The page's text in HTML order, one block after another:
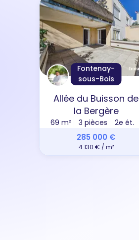
Fontenay-
sous-Bois
Allée du Buisson de
la Bergère
69 m² 3 pièces 2e ét.
285 000 €
4 130 € / m²